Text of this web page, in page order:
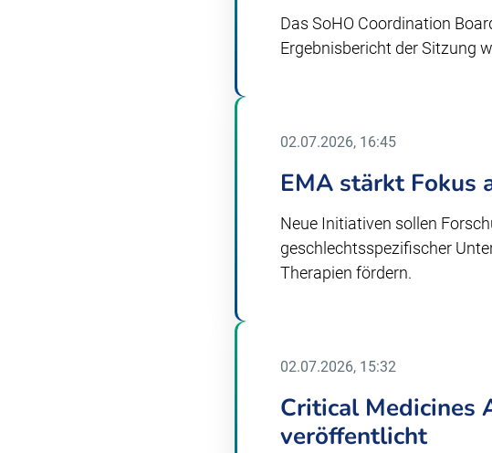
Das SoHO Coordination
Ergebnisbericht der Sitzung
02.07.2026, 16:45
EMA stärkt Fokus
Neue Initiativen sollen
geschlechtsspezifischer
Therapien fördern.
02.07.2026, 15:32
Critical Medicines
veröffentlicht